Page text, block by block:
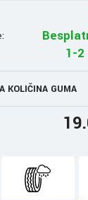
1-2
KOLIČINA GUMA